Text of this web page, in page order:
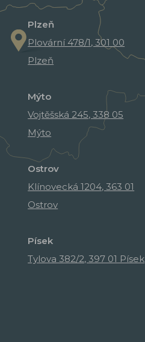
Plzeň
Plovární 478/1, 301 00
Plzeň
Mýto
Vojtěšská 245, 338 05
Mýto
Ostrov
Klínovecká 1204, 363 01
Ostrov
Písek
Tylova 382/2, 397 01 Písek